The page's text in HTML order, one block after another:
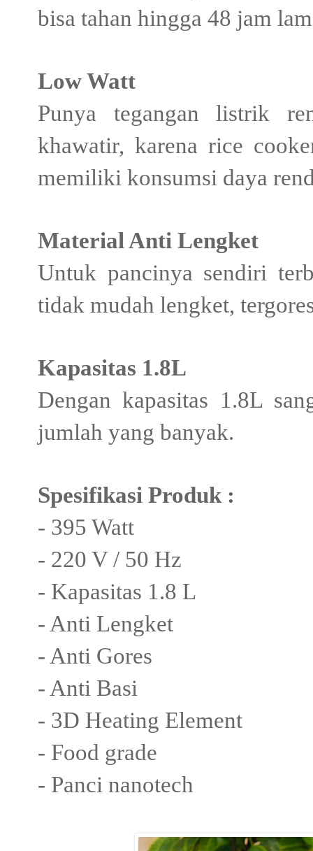
bisa tahan hingga 48 jam
Low Watt
Punya tegangan listrik
khawatir, karena rice
memiliki konsumsi daya
Material Anti Lengket
Untuk pancinya sendiri
tidak mudah lengket,
Kapasitas 1.8L
Dengan kapasitas 1.8L
jumlah yang banyak.
Spesifikasi Produk :
- 395 Watt
- 220 V / 50 Hz
- Kapasitas 1.8 L
- Anti Lengket
- Anti Gores
- Anti Basi
- 3D Heating Element
- Food grade
- Panci nanotech